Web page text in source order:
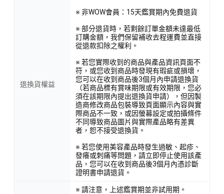
退換貨權益
※ 非WOW會員：15天鑑賞期內免費退貨
※ 部分退貨時，若剩餘訂單金額未達最低
訂購金額，我們保留補收去程運費並直接
從退款扣除之權利。
※ 若您實際收到的商品與產品資訊頁面不
符，或您收到商品時發現有瑕疵或損壞，
您可以在收到商品後3個月內申請退換貨
（若商品標有賞味期限或有效期限，您必
須在該期限內提出退換貨申請），但因製
造商修改商品包裝導致頁面顯示內容與實
際商品不一致，或因螢幕設定或拍攝條件
不同導致商品圖片與實際產品略有差異
者，恕不接受退換貨。
※ 若您使用美容產品時發生過敏、起疹、
發癢或刺痛等問題，請立即停止使用該產
品，您可以在收到商品後3個月內憑診斷
證明書申請退貨。
※ 請注意，上述鑑賞期並非試用期。